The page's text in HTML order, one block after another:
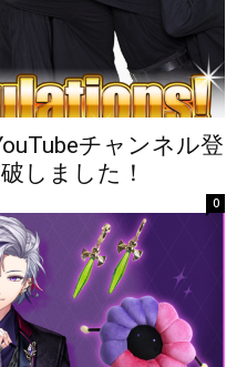
チャンネル登
しました！
0